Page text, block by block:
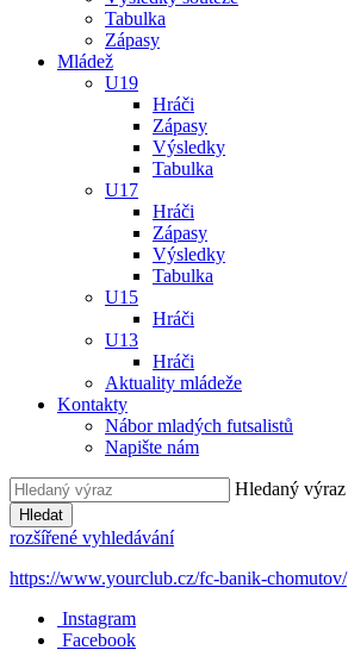
Tabulka
Zápasy
Mládež
U19
Hráči
Zápasy
Výsledky
Tabulka
U17
Hráči
Zápasy
Výsledky
Tabulka
U15
Hráči
U13
Hráči
Aktuality mládeže
Kontakty
Nábor mladých futsalistů
Napište nám
Hledaný výraz
Hledat
rozšířené vyhledávání
https://www.yourclub.cz/fc-banik-chomutov/
Instagram
Facebook